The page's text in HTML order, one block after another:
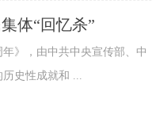
体“回忆杀”
》，由中共中央宣传部、中
史性成就和 ...